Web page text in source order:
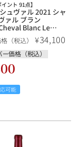
ロワ
ニュ
ーニュ
ワイン
円
ント 91点】
ュヴァル 2021 シャ
ァル ブラン
Blanc Le
フランス ボルドー
（税込） ¥34,100
価格（税込）
可能